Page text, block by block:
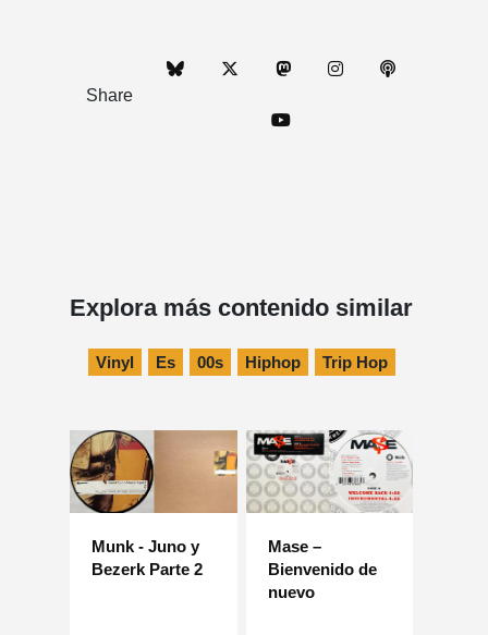
Share
Explora más contenido similar
Vinyl Es 00s Hiphop Trip Hop
Munk - Juno y
Bezerk Parte 2
Mase –
Bienvenido de
nuevo